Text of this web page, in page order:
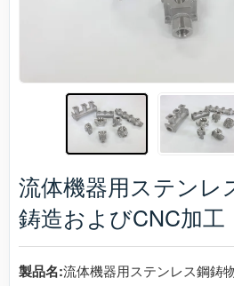
流体機器用ステンレ
鋳造およびCNC加工
製品名:流体機器用ステンレス鋼鋳